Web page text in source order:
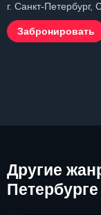
г. Санкт-Петербург,
Забронировать
Другие
Петербурге